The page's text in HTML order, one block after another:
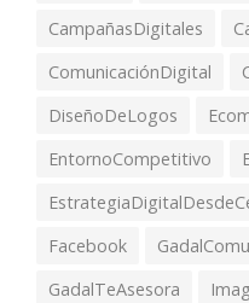
CampañasDigitales
ComunicaciónDigital
DiseñoDeLogos
EntornoCompetitivo
Facebook
GadalTeAsesora